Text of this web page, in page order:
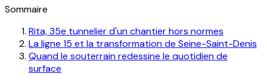
Sommaire
Rita, 35e tunnelier d'un chantier hors normes
La ligne 15 et la transformation de Seine-Saint-Denis
Quand le souterrain redessine le quotidien de
surface